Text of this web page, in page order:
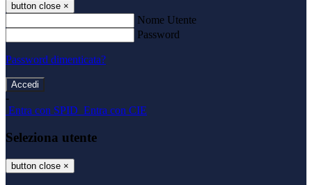
button close ×
Nome Utente
Password
Password dimenticata?
-
Entra con SPID Entra con CIE
Seleziona utente
button close ×